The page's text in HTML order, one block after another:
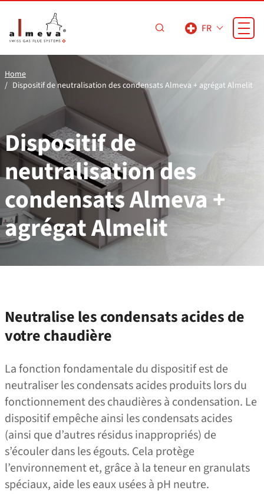
FR
Home
Dispositif de neutralisation des condensats Almeva + agrégat Almelit
Dispositif de
neutralisation des
condensats Almeva +
agrégat Almelit
Neutralise les condensats acides de
votre chaudière
La fonction fondamentale du dispositif est de
neutraliser les condensats acides produits lors du
fonctionnement des chaudières à condensation. Le
dispositif empêche ainsi les condensats acides
(ainsi que d’autres résidus inappropriés) de
s’écouler dans les égouts. Cela protège
l’environnement et, grâce à la teneur en granulats
spéciaux, aide les eaux usées à pH neutre.